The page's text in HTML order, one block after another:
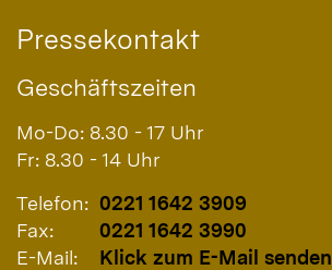
Pressekontakt
Geschäftszeiten
Mo-Do: 8.30 - 17 Uhr
Fr: 8.30 - 14 Uhr
Telefon: 0221 1642 3909
Fax:
0221 1642 3990
E-Mail:
Klick zum E-Mail senden